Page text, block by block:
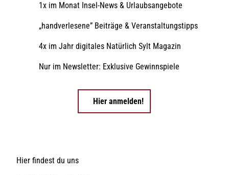
1x im Monat Insel-News & Urlaubsangebote
„handverlesene” Beiträge & Veranstaltungstipps
4x im Jahr digitales Natürlich Sylt Magazin
Nur im Newsletter: Exklusive Gewinnspiele
Hier anmelden!
Hier findest du uns